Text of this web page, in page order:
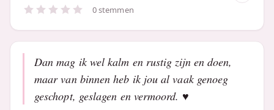
0 stemmen
Dan mag ik wel kalm en rustig zijn en doen,
maar van binnen heb ik jou al vaak genoeg
geschopt, geslagen en vermoord. ♥